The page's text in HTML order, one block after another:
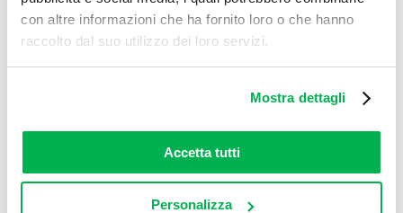
con altre informazioni che ha fornito loro o che hanno
raccolto dal suo utilizzo dei loro servizi.
Mostra dettagli
Accetta tutti
Personalizza
Cos’è l’IVAFE e quando va pagata?
DI IL TEAM DI ELF LAB
interessi
DI DOTT. LUCA PANTALEONI